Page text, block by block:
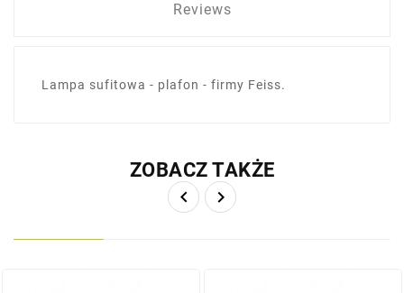
Reviews
Lampa sufitowa - plafon - firmy Feiss.
ZOBACZ TAKŻE
 